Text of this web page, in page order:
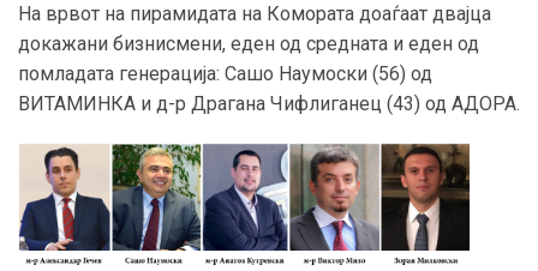
На врвот на пирамидата на Комората доаѓаат двајца
докажани бизнисмени, еден од средната и еден од
помладата генерација: Сашо Наумоски (56) од
ВИТАМИНКА и д-р Драгана Чифлиганец (43) од АДОРА.